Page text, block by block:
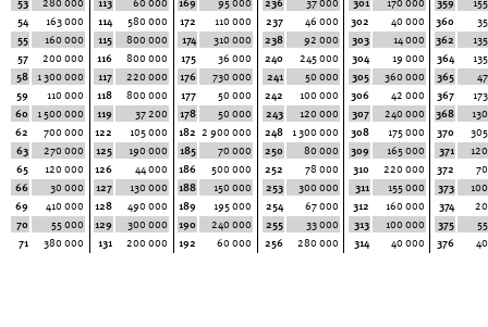
54
163 000
55
160 000
57
200 000
58
1 300 000
59
110 000
60
1 500 000
62
700 000
63
270 000
65
120 000
66
30 000
69
410 000
70
55 000
71
380 000
114
580 000
115
800 000
116
800 000
117
220 000
118
800 000
119
37 200
122
105 000
125
190 000
126
44 000
127
130 000
128
490 000
129
300 000
131
200 000
172
110 000
174
310 000
175
36 000
176
730 000
177
50 000
178
50 000
182 2 900 000
185
70 000
186
500 000
188
150 000
189
195 000
190
240 000
192
60 000
237
46 000
238
92 000
240
245 000
241
50 000
242
100 000
243
120 000
248
1 300 000
250
80 000
252
78 000
253
300 000
254
67 000
255
33 000
256
280 000
302
40 000
303
14 000
304
19 000
305
360 000
306
42 000
307
240 000
308
175 000
309
165 000
310
220 000
311
155 000
312
160 000
313
100 000
314
40 000
360
362
364
365
367
368
370
371
372
373
374
375
376